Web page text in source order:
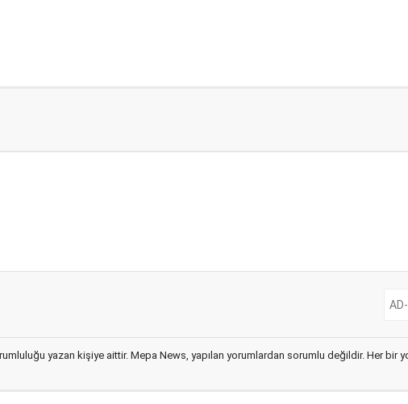
yazan kişiye aittir. Mepa News, yapılan yorumlardan sorumlu değildir. Her bir